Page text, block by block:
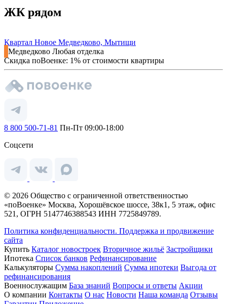
ЖК рядом
Квартал Новое Медведково, Мытищи
Медведково Любая отделка
Скидка поВоенке: 1% от стоимости квартиры
8 800 500-71-81 Пн-Пт 09:00-18:00
Соцсети
© 2026 Общество с ограниченной ответственностью
«поВоенке» Москва, Хорошёвское шоссе, 38к1, 5 этаж, офис
521, ОГРН 5147746388543 ИНН 7725849789.
Политика конфиденциальности. Поддержка и продвижение
сайта
Купить Каталог новостроек Вторичное жильё Застройщики
Ипотека Список банков Рефинансирование
Калькуляторы Сумма накоплений Сумма ипотеки Выгода от
рефинансирования
Военнослужащим База знаний Вопросы и ответы Акции
О компании Контакты О нас Новости Наша команда Отзывы